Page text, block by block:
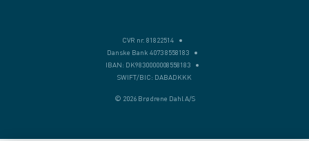
CVR nr. 81822514
Danske Bank 4073 8558183
IBAN: DK9830000008558183
SWIFT/BIC: DABADKKK
© 2026 Brødrene Dahl A/S